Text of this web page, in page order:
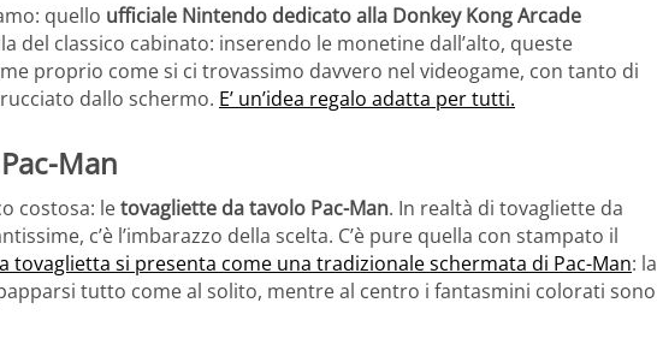
quello ufficiale Nintendo dedicato alla Donkey Kong Arcade
del classico cabinato: inserendo le monetine dall’alto, queste
proprio come si ci trovassimo davvero nel videogame, con tanto di
dallo schermo. E’ un’idea regalo adatta per tutti.
Man
costosa: letovagliette da tavolo Pac-Man. In realtà di tovagliette da
c’è l’imbarazzo della scelta. C’è pure quella con stampato il
tovaglietta si presenta come una tradizionale schermata di Pac-Man: la
tutto come al solito, mentre al centro i fantasmini colorati sono